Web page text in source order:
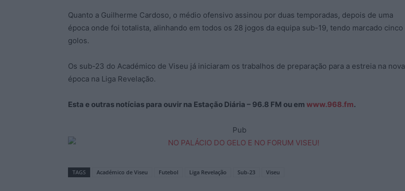
Quanto a Guilherme Cardoso, o médio ofensivo assinou por duas temporadas, depois de uma
época onde foi totalista, alinhando em todos os 28 jogos da equipa sub-19, tendo marcado cinco
golos.
Os sub-23 do Académico de Viseu já iniciaram os trabalhos de preparação para a estreia na nova
época na Liga Revelação.
Esta e outras notícias para ouvir na Estação Diária – 96.8 FM ou em www.968.fm.
Pub
TAGS Académico de Viseu Futebol Liga Revelação Sub-23 Viseu